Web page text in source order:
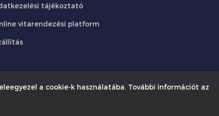
tájékoztató
vitarendezési platform
a cookie-k használatába. További információt az